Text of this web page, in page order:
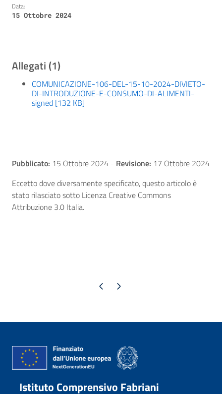
Data:
15 Ottobre 2024
Allegati (1)
COMUNICAZIONE-106-DEL-15-10-2024-DIVIETO-
DI-INTRODUZIONE-E-CONSUMO-DI-ALIMENTI-
signed [132 KB]
Pubblicato: 15 Ottobre 2024 - Revisione: 17 Ottobre 2024
Eccetto dove diversamente specificato, questo articolo è
stato rilasciato sotto Licenza Creative Commons
Attribuzione 3.0 Italia.
Pagina precedente
Pagina successiva
Istituto Comprensivo Fabriani